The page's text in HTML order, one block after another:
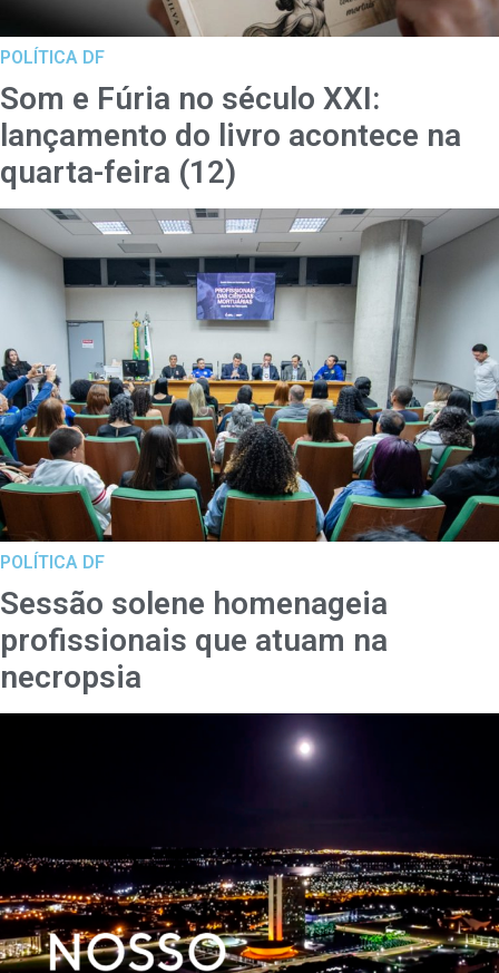
POLÍTICA DF
Som e Fúria no século XXI:
lançamento do livro acontece na
quarta-feira (12)
POLÍTICA DF
Sessão solene homenageia
profissionais que atuam na
necropsia